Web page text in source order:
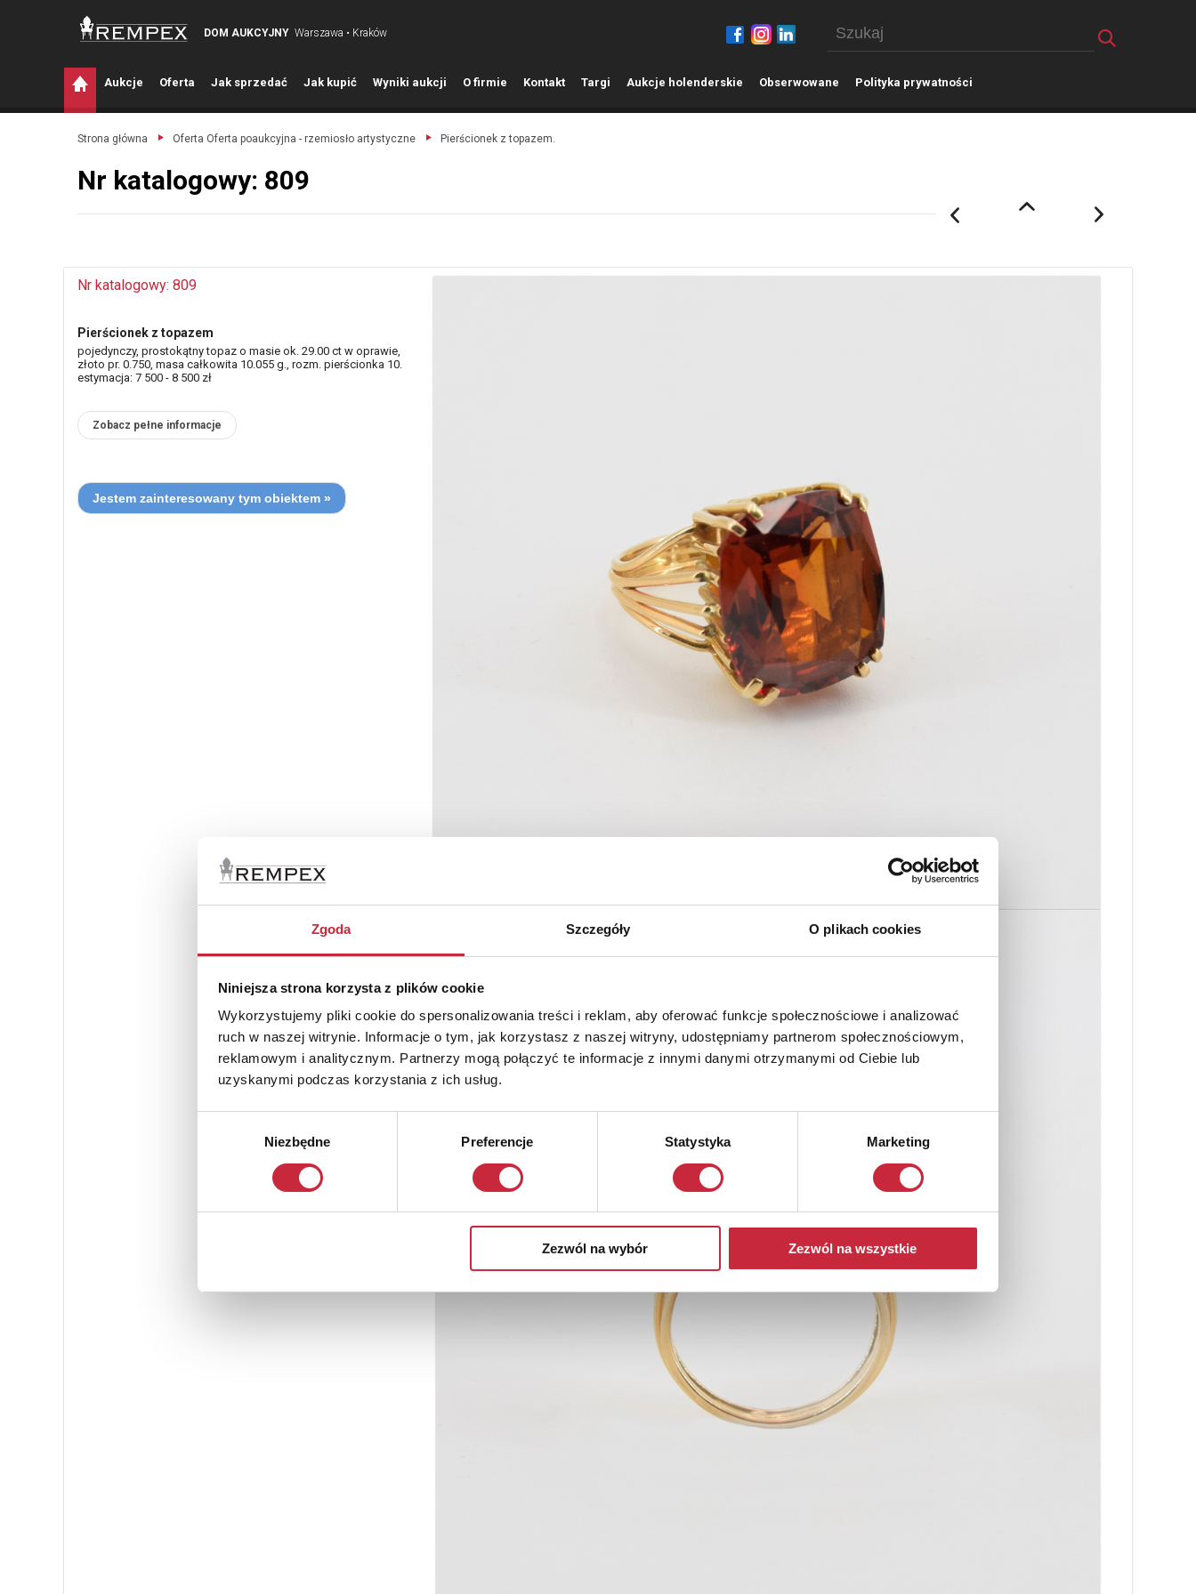
Zgoda Szczegóły O plikach cookies
Niniejsza strona korzysta z plików cookie
Wykorzystujemy pliki cookie do spersonalizowania treści i reklam, aby oferować funkcje społecznościowe i analizować
ruch w naszej witrynie. Informacje o tym, jak korzystasz z naszej witryny, udostępniamy partnerom społecznościowym,
reklamowym i analitycznym. Partnerzy mogą połączyć te informacje z innymi danymi otrzymanymi od Ciebie lub
uzyskanymi podczas korzystania z ich usług.
Niezbędne Preferencje Statystyka Marketing
Zezwól na wybór Zezwól na wszystkie
DOM AUKCYJNY Warszawa • Kraków
Aukcje Oferta Jak sprzedać Jak kupić Wyniki aukcji O firmie Kontakt Targi Aukcje holenderskie Obserwowane Polityka prywatności
Strona główna Oferta Oferta poaukcyjna - rzemiosło artystyczne Pierścionek z topazem.
Nr katalogowy: 809
Nr katalogowy: 809
Pierścionek z topazem
pojedynczy, prostokątny topaz o masie ok. 29.00 ct w oprawie,
złoto pr. 0.750, masa całkowita 10.055 g., rozm. pierścionka 10.
estymacja: 7 500 - 8 500 zł
Zobacz pełne informacje